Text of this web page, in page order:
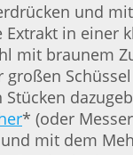
und
in einer
mit braunem
großen
* (oder
mit dem